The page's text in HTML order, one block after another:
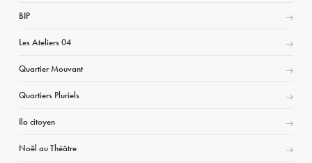
BIP
Les Ateliers 04
Quartier Mouvant
Quartiers Pluriels
Ilo citoyen
Noël au Théâtre